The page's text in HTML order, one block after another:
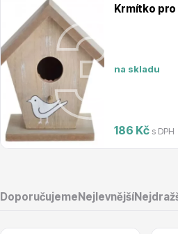
Semena, sadba
Krmítko
na skladu
186 Kč s DPH
DoporučujemeNejlevnější